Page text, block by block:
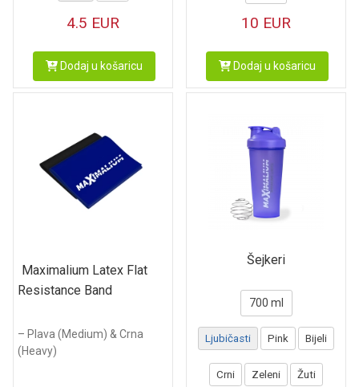
4.5 EUR
Dodaj u košaricu
10 EUR
Dodaj u košaricu
Maximalium Latex Flat
Resistance Band
– Plava (Medium) & Crna
(Heavy)
Šejkeri
700 ml
Ljubičasti Pink Bijeli
Crni Zeleni Žuti